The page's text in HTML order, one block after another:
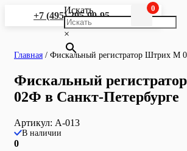
+7 (495) 295-90-95
Искать
×
0
Главная / Фискальный регистратор Штрих М
Фискальный
02Ф в Санкт-Петербурге
Артикул: A-013
В наличии
0